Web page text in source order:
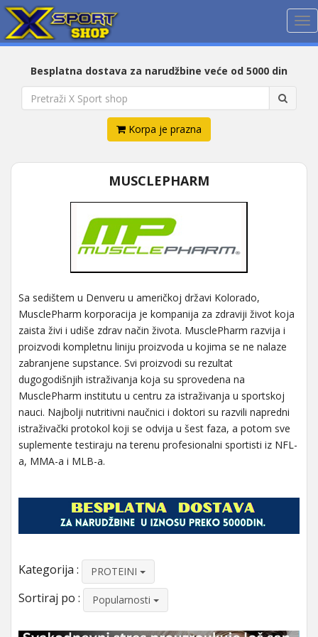
Besplatna dostava za narudžbine veće od 5000 din
Korpa je prazna
MUSCLEPHARM
Sa sedištem u Denveru u američkoj državi Kolorado,
MusclePharm korporacija je kompanija za zdraviji život koja
zaista živi i udiše zdrav način života. MusclePharm razvija i
proizvodi kompletnu liniju proizvoda u kojima se ne nalaze
zabranjene supstance. Svi proizvodi su rezultat
dugogodišnjih istraživanja koja su sprovedena na
MusclePharm institutu u centru za istraživanja u sportskoj
nauci. Najbolji nutritivni naučnici i doktori su razvili napredni
istraživački protokol koji se odvija u šest faza, a potom sve
suplemente testiraju na terenu profesionalni sportisti iz NFL-
a, MMA-a i MLB-a.
Kategorija : PROTEINI
Sortiraj po : Popularnosti